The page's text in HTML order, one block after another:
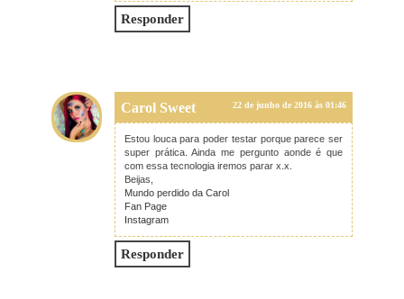
Responder
Carol Sweet 22 de junho de 2016 às 01:46
Estou louca para poder testar porque parece ser
super prática. Ainda me pergunto aonde é que
com essa tecnologia iremos parar x.x.
Beijas,
Mundo perdido da Carol
Fan Page
Instagram
Responder